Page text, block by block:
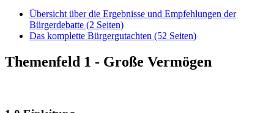
Übersicht über die Ergebnisse und Empfehlungen der
Bürgerdebatte (2 Seiten)
Das komplette Bürgergutachten (52 Seiten)
Themenfeld 1 - Große Vermögen